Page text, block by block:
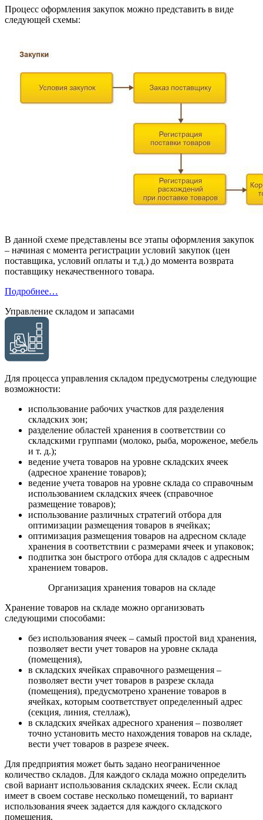
Процесс оформления закупок можно представить в виде
следующей схемы:
В данной схеме представлены все этапы оформления закупок
– начиная с момента регистрации условий закупок (цен
поставщика, условий оплаты и т.д.) до момента возврата
поставщику некачественного товара.
Подробнее…
Управление складом и запасами
Для процесса управления складом предусмотрены следующие
возможности:
использование рабочих участков для разделения
складских зон;
разделение областей хранения в соответствии со
складскими группами (молоко, рыба, мороженое, мебель
и т. д.);
ведение учета товаров на уровне складских ячеек
(адресное хранение товаров);
ведение учета товаров на уровне склада со справочным
использованием складских ячеек (справочное
размещение товаров);
использование различных стратегий отбора для
оптимизации размещения товаров в ячейках;
оптимизация размещения товаров на адресном складе
хранения в соответствии с размерами ячеек и упаковок;
подпитка зон быстрого отбора для складов с адресным
хранением товаров.
Организация хранения товаров на складе
Хранение товаров на складе можно организовать
следующими способами:
без использования ячеек – самый простой вид хранения,
позволяет вести учет товаров на уровне склада
(помещения),
в складских ячейках справочного размещения –
позволяет вести учет товаров в разрезе склада
(помещения), предусмотрено хранение товаров в
ячейках, которым соответствует определенный адрес
(секция, линия, стеллаж),
в складских ячейках адресного хранения – позволяет
точно установить место нахождения товаров на складе,
вести учет товаров в разрезе ячеек.
Для предприятия может быть задано неограниченное
количество складов. Для каждого склада можно определить
свой вариант использования складских ячеек. Если склад
имеет в своем составе несколько помещений, то вариант
использования ячеек задается для каждого складского
помещения.